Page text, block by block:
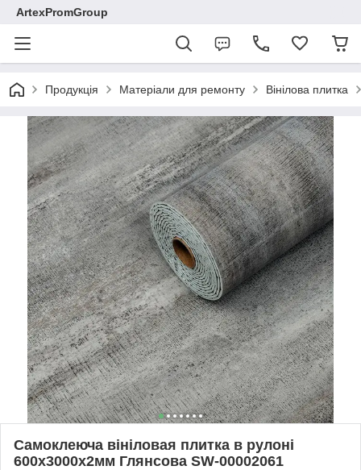
ArtexPromGroup
Продукція Матеріали для ремонту Вінілова плитка
Самоклеюча вініловая плитка в рулоні
600х3000х2мм Глянсова SW-00002061